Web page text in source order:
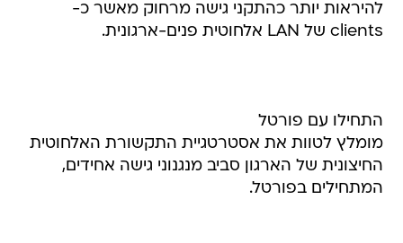
להיראות יותר כהתקני גישה מרחוק מאשר כ-
clients של LAN אלחוטית פנים-ארגונית.
התחילו עם פורטל
מומלץ לטוות את אסטרטגיית התקשורת האלחוטית
החיצונית של הארגון סביב מנגנוני גישה אחידים,
המתחילים בפורטל.